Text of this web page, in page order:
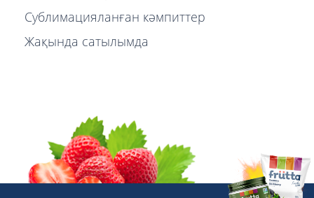
Сублимацияланған кәмпиттер
Жақында сатылымда